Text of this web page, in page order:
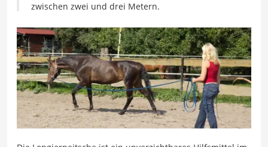
zwischen zwei und drei Metern.